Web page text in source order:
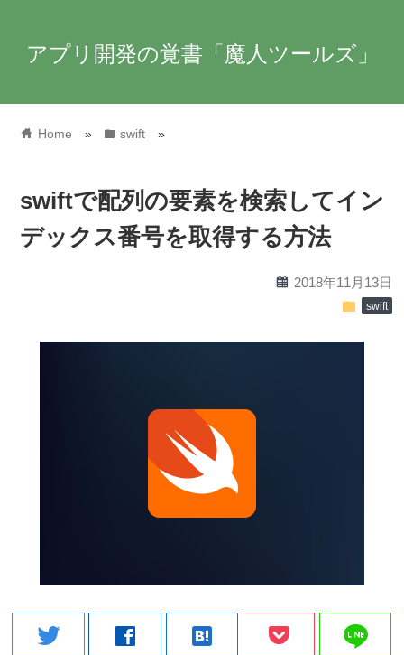
アプリ開発の覚書「魔人ツールズ」
home Home » folderswift »
swiftで配列の要素を検索してイン
デックス番号を取得する方法
calendar 2018年11月13日
folder swift
twitter facebook hatenabookmark line